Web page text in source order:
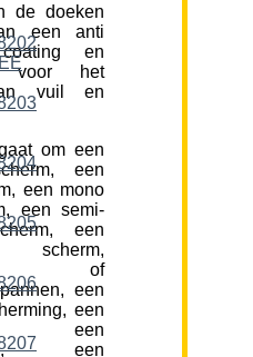
de doeken
een anti
en
voor het
vuil en
om een
een
een mono
een semi-
een
scherm,
of
een
een
een
een